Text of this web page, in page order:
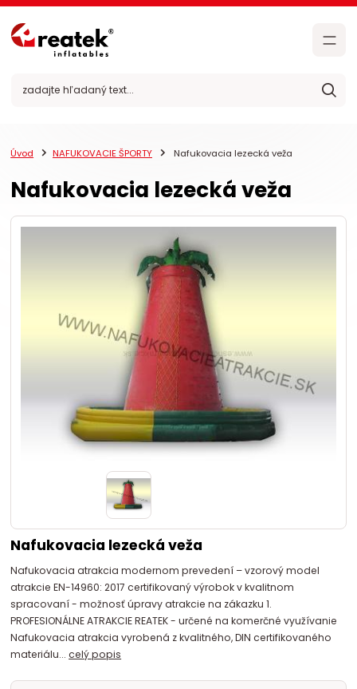
Úvod NAFUKOVACIE ŠPORTY Nafukovacia lezecká veža
Nafukovacia lezecká veža
Nafukovacia lezecká veža
Nafukovacia atrakcia modernom prevedení – vzorový model
atrakcie EN-14960: 2017 certifikovaný výrobok v kvalitnom
spracovaní - možnosť úpravy atrakcie na zákazku 1.
PROFESIONÁLNE ATRAKCIE REATEK - určené na komerčné využívanie
Nafukovacia atrakcia vyrobená z kvalitného, DIN certifikovaného
materiálu...celý popis